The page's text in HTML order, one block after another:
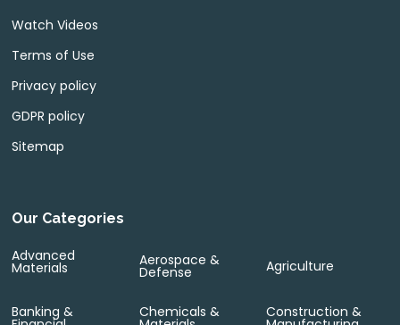
Watch Videos
Terms of Use
Privacy policy
GDPR policy
Sitemap
Our Categories
Advanced
Materials Aerospace &
Defense Agriculture
Banking & Chemicals & Construction &